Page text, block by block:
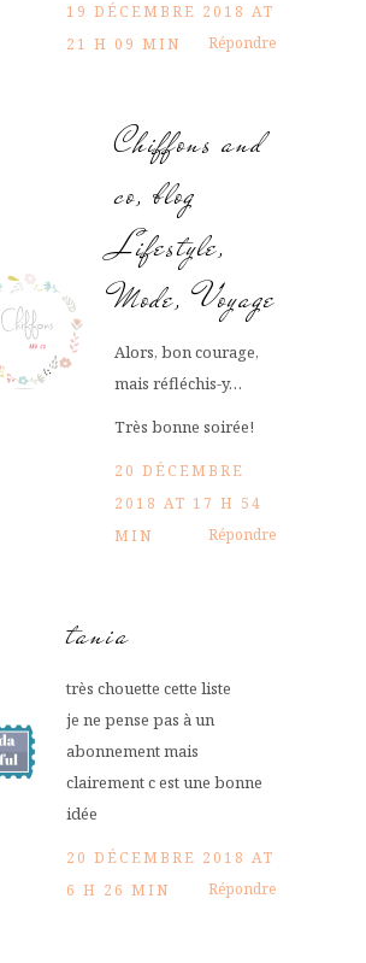
19 DÉCEMBRE 2018 AT
21 H 09 MIN
Répondre
Chiffons and
co, blog
Lifestyle,
Mode, Voyage
Alors, bon courage,
mais réfléchis-y…
Très bonne soirée!
20 DÉCEMBRE
2018 AT 17 H 54
MIN
Répondre
tania
très chouette cette liste
je ne pense pas à un
abonnement mais
clairement c est une bonne
idée
20 DÉCEMBRE 2018 AT
6 H 26 MIN
Répondre